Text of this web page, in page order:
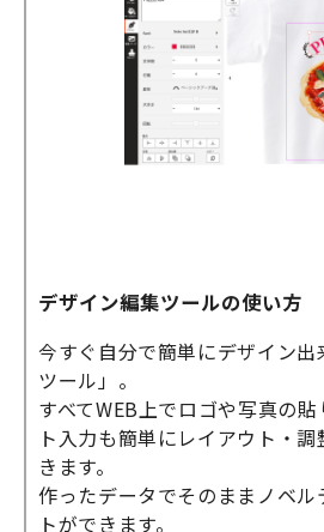
デザイン編集ツールの使い方
今すぐ自分で簡単にデザイン
ツール」。
すべてWEB上でロゴや写真の
ト入力も簡単にレイアウト・
きます。
作ったデータでそのままノベル
トができます。